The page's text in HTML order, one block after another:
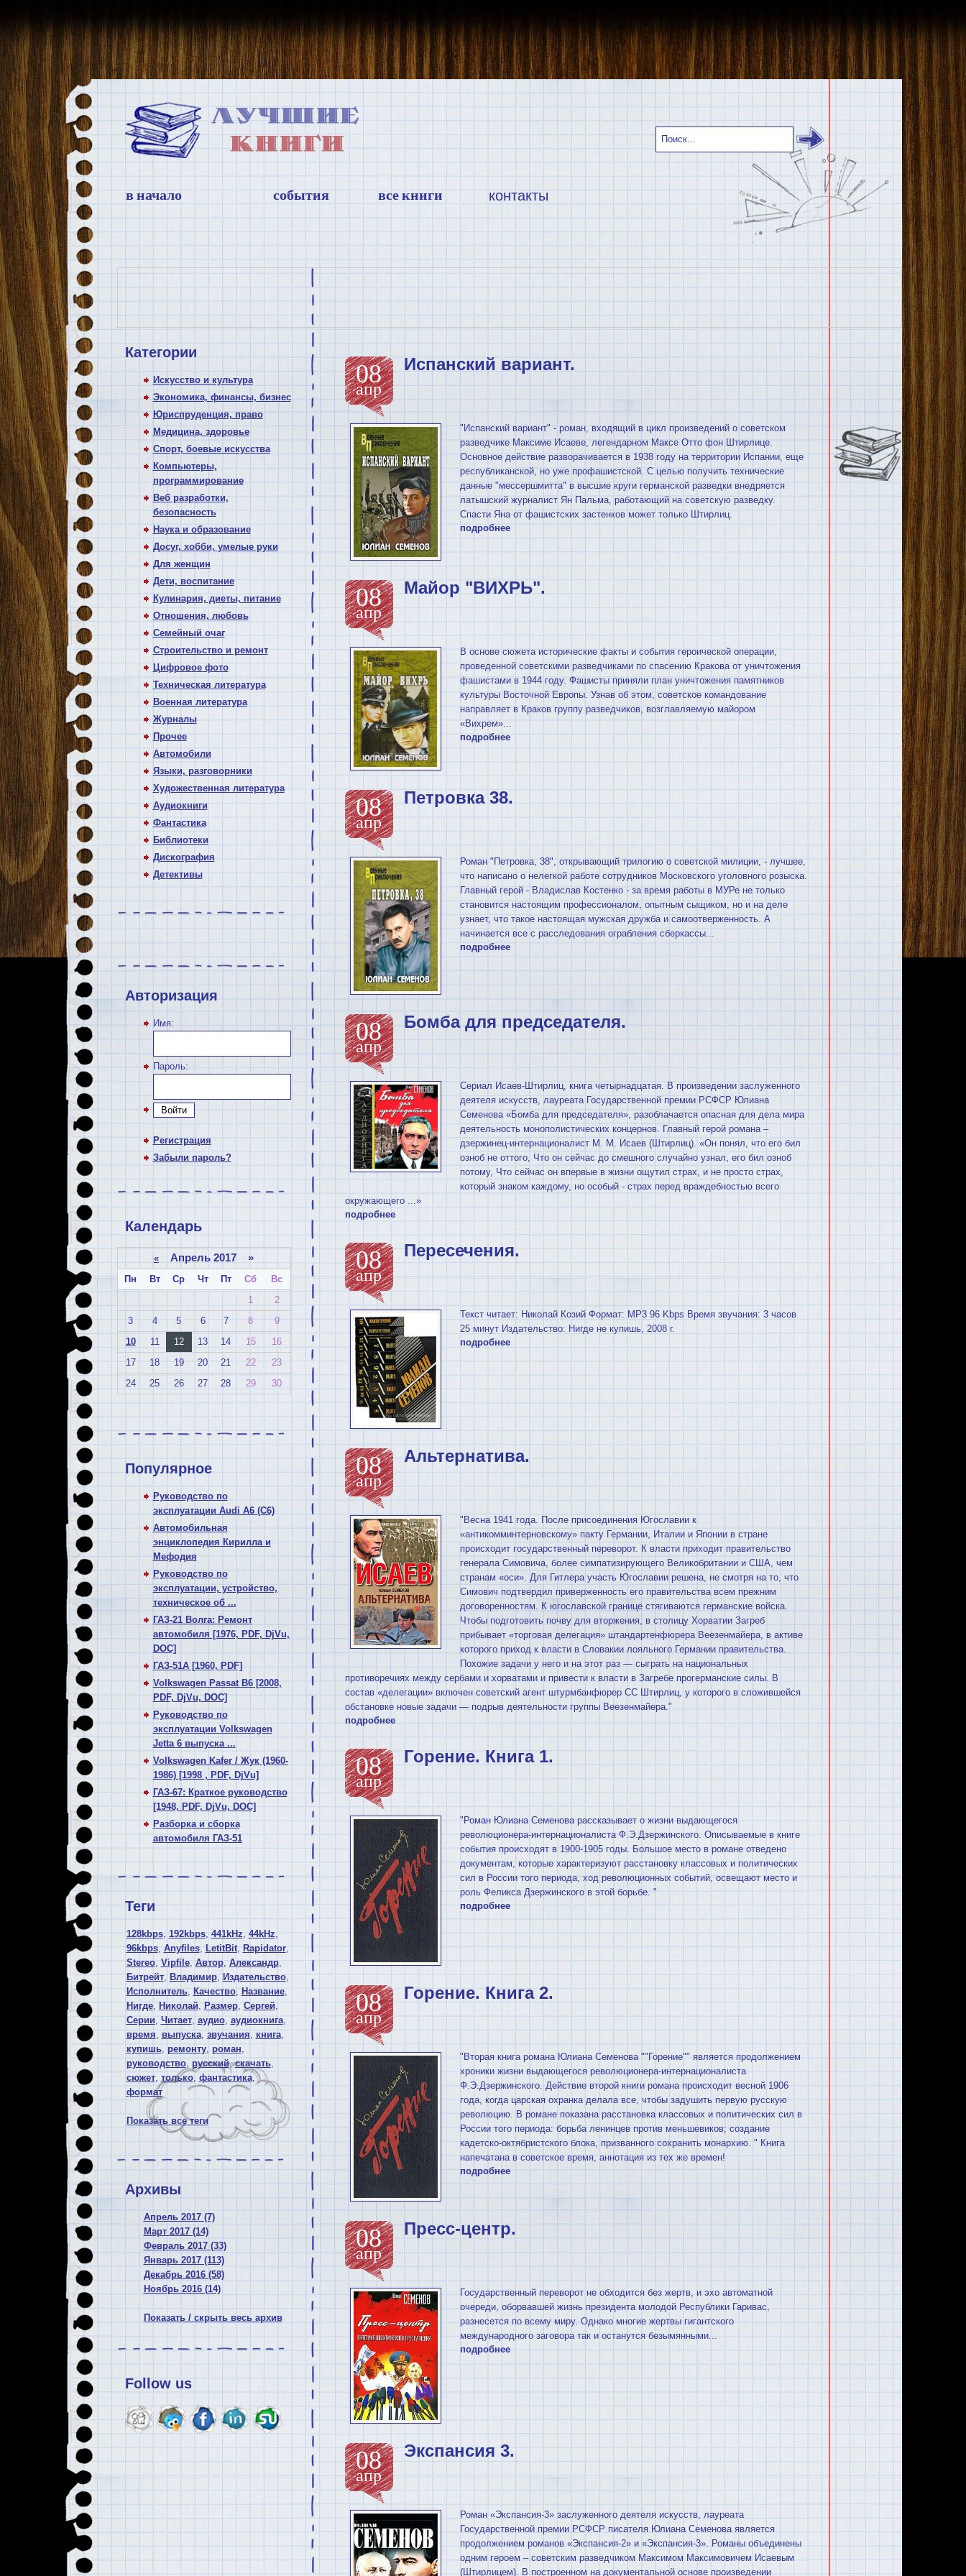
в начало события все книги контакты
Категории
Искусство и культура
Экономика, финансы, бизнес
Юриспруденция, право
Медицина, здоровье
Спорт, боевые искусства
Компьютеры,
программирование
Веб разработки,
безопасность
Наука и образование
Досуг, хобби, умелые руки
Для женщин
Дети, воспитание
Кулинария, диеты, питание
Отношения, любовь
Семейный очаг
Строительство и ремонт
Цифровое фото
Техническая литература
Военная литература
Журналы
Прочее
Автомобили
Языки, разговорники
Художественная литература
Аудиокниги
Фантастика
Библиотеки
Дискография
Детективы
Авторизация
Имя:
Пароль:
Войти
Регистрация
Забыли пароль?
Календарь
« Апрель 2017 »
Пн Вт Ср Чт Пт Сб
Вс
1
2
3
4 5 6 7 8
9
10
11 12 13 14 15
16
17
18 19 20 21 22
23
24
25 26 27 28 29 30
Популярное
Руководство по
эксплуатации Audi A6 (C6)
Автомобильная
энциклопедия Кирилла и
Мефодия
Руководство по
эксплуатации, устройство,
техническое об ...
ГАЗ-21 Волга: Ремонт
автомобиля [1976, PDF, DjVu,
DOC]
ГАЗ-51А [1960, PDF]
Volkswagen Passat В6 [2008,
PDF, DjVu, DOC]
Руководство по
эксплуатации Volkswagen
Jetta 6 выпуска ...
Volkswagen Kafer / Жук (1960-
1986) [1998 , PDF, DjVu]
ГАЗ-67: Краткое руководство
[1948, PDF, DjVu, DOC]
Разборка и сборка
автомобиля ГАЗ-51
Теги
128kbps, 192kbps, 441kHz, 44kHz,
96kbps, Anyfiles, LetitBit, Rapidator,
Stereo, Vipfile, Автор, Александр,
Битрейт, Владимир, Издательство,
Исполнитель, Качество, Название,
Нигде, Николай, Размер, Сергей,
Серии,Читает, аудио, аудиокнига,
время, выпуска, звучания, книга,
купишь, ремонту, роман,
руководство, русский,скачать,
сюжет, только, фантастика,
формат
Показать все теги
Архивы
Апрель 2017 (7)
Март 2017 (14)
Февраль 2017 (33)
Январь 2017 (113)
Декабрь 2016 (58)
Ноябрь 2016 (14)
Показать / скрыть весь архив
Follow us
08
апр
Испанский вариант.
"Испанский вариант" - роман, входящий в цикл произведений о советском
разведчике Максиме Исаеве, легендарном Максе Отто фон Штирлице.
Основное действие разворачивается в 1938 году на территории Испании, еще
республиканской, но уже профашистской. С целью получить технические
данные "мессершмитта" в высшие круги германской разведки внедряется
латышский журналист Ян Пальма, работающий на советскую разведку.
Спасти Яна от фашистских застенков может только Штирлиц.
подробнее
08
апр
Майор "ВИХРЬ".
В основе сюжета исторические факты и события героической операции,
проведенной советскими разведчиками по спасению Кракова от уничтожения
фашистами в 1944 году. Фашисты приняли план уничтожения памятников
культуры Восточной Европы. Узнав об этом, советское командование
направляет в Краков группу разведчиков, возглавляемую майором
«Вихрем»...
подробнее
08
апр
Петровка 38.
Роман "Петровка, 38", открывающий трилогию о советской милиции, - лучшее,
что написано о нелегкой работе сотрудников Московского уголовного розыска.
Главный герой - Владислав Костенко - за время работы в МУРе не только
становится настоящим профессионалом, опытным сыщиком, но и на деле
узнает, что такое настоящая мужская дружба и самоотверженность. А
начинается все с расследования ограбления сберкассы...
подробнее
08
апр
Бомба для председателя.
Сериал Исаев-Штирлиц, книга четырнадцатая. В пpоизведении заслуженного
деятеля искусств, лауреата Государственной премии РСФСР Юлиана
Семенова «Бомба для пpедседателя», разоблачается опасная для дела миpа
деятельность монополистических концеpнов. Главный герой романа –
дзержинец-интернационалист М. М. Исаев (Штирлиц). «Он понял, что его бил
озноб не оттого, Что он сейчас до смешного случайно узнал, его бил озноб
потому, Что сейчас он впервые в жизни ощутил страх, и не просто страх,
который знаком каждому, но особый - страх перед враждебностью всего
окружающего ...»
подробнее
08
апр
Пересечения.
Текст читает: Николай Козий Формат: MP3 96 Kbps Время звучания: 3 часов
25 минут Издательство: Нигде не купишь, 2008 г.
подробнее
08
апр
Альтернатива.
"Весна 1941 года. После присоединения Югославии к
«антикомминтерновскому» пакту Германии, Италии и Японии в стране
происходит государственный переворот. К власти приходит правительство
генерала Симовича, более симпатизирующего Великобритании и США, чем
странам «оси». Для Гитлера участь Югославии решена, не смотря на то, что
Симович подтвердил приверженность его правительства всем прежним
договоренностям. К югославской границе стягиваются германские войска.
Чтобы подготовить почву для вторжения, в столицу Хорватии Загреб
прибывает «торговая делегация» штандартенфюрера Веезенмайера, в активе
которого приход к власти в Словакии лояльного Германии правительства.
Похожие задачи у него и на этот раз — сыграть на национальных
противоречиях между сербами и хорватами и привести к власти в Загребе прогерманские силы. В
состав «делегации» включен советский агент штурмбанфюрер СС Штирлиц, у которого в сложившейся
обстановке новые задачи — подрыв деятельности группы Веезенмайера."
подробнее
08
апр
Горение. Книга 1.
"Роман Юлиана Семенова рассказывает о жизни выдающегося
революционера-интернационалиста Ф.Э.Дзержинского. Описываемые в книге
события происходят в 1900-1905 годы. Большое место в романе отведено
документам, которые характеризуют расстановку классовых и политических
сил в России того периода, ход революционных событий, освещают место и
роль Феликса Дзержинского в этой борьбе. "
подробнее
08
апр
Горение. Книга 2.
"Вторая книга романа Юлиана Семенова ""Горение"" является продолжением
хроники жизни выдающегося революционера-интернационалиста
Ф.Э.Дзержинского. Действие второй книги романа происходит весной 1906
года, когда царская охранка делала все, чтобы задушить первую русскую
революцию. В романе показана расстановка классовых и политических сил в
России того периода: борьба ленинцев против меньшевиков; создание
кадетско-октябристского блока, призванного сохранить монархию. " Книга
напечатана в советское время, аннотация из тех же времен!
подробнее
08
апр
Пресс-центр.
Государственный переворот не обходится без жертв, и эхо автоматной
очереди, оборвавшей жизнь президента молодой Республики Гаривас,
разнесется по всему миру. Однако многие жертвы гигантского
международного заговора так и останутся безымянными...
подробнее
08
апр
Экспансия 3.
Роман «Экспансия-3» заслуженного деятеля искусств, лауреата
Государственной премии РСФСР писателя Юлиана Семенова является
продолжением романов «Экспансия-2» и «Экспансия-3». Романы объединены
одним героем – советским разведчиком Максимом Максимовичем Исаевым
(Штирлицем). В построенном на документальной основе произведении